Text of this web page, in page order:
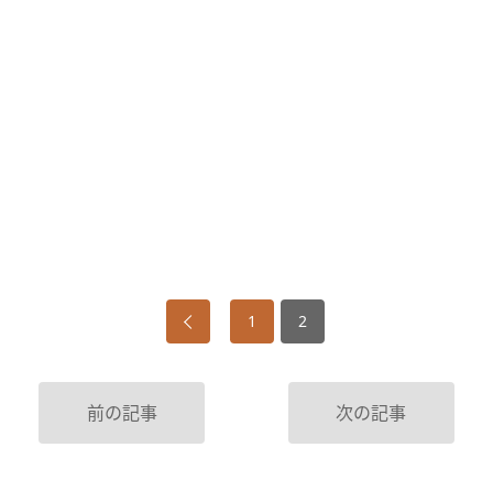
1 2
前の記事 次の記事